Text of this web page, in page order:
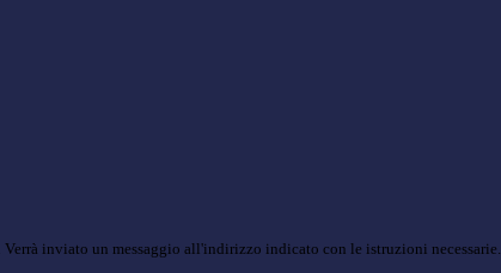
Verrà inviato un messaggio all'indirizzo indicato con le istruzioni necessarie.